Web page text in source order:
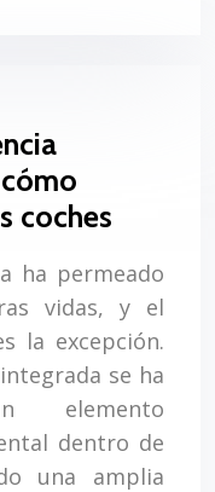
coches
ha permeado
vidas, y el
la excepción.
se ha
elemento
dentro de
una amplia